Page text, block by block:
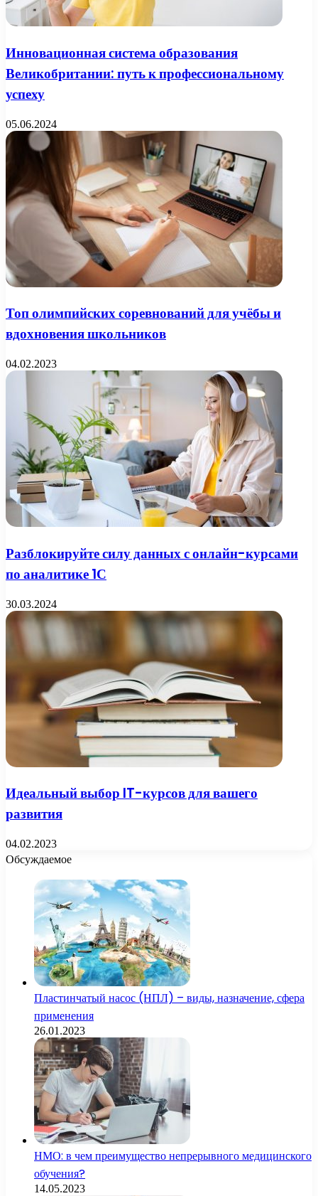
Инновационная система образования
Великобритании: путь к профессиональному
успеху
05.06.2024
Топ олимпийских соревнований для учёбы и
вдохновения школьников
04.02.2023
Разблокируйте силу данных с онлайн-курсами
по аналитике 1С
30.03.2024
Идеальный выбор IT-курсов для вашего
развития
04.02.2023
Обсуждаемое
Пластинчатый насос (НПЛ) – виды, назначение, сфера
применения
26.01.2023
НМО: в чем преимущество непрерывного медицинского
обучения?
14.05.2023